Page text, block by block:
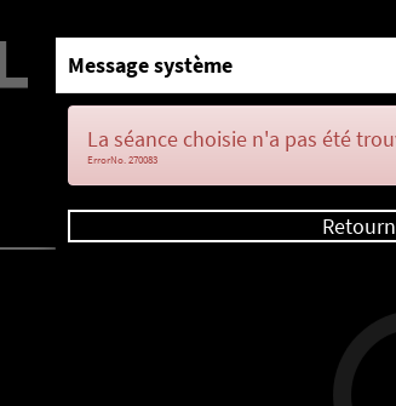
Message système
La séance choisie n'a pas été
ErrorNo. 270083